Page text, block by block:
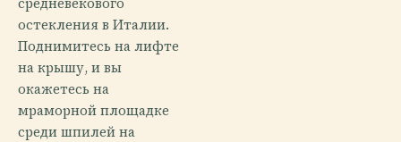
остекления в Италии.
Поднимитесь на лифте
на крышу, и вы
окажетесь на
мраморной площадке
среди шпилей на